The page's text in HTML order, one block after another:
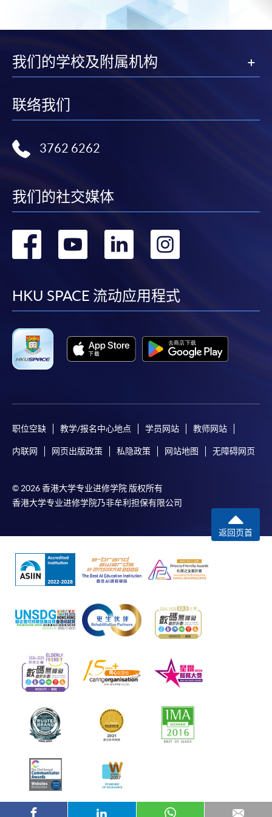
我们的学校及附属机构
联络我们
3762 6262
我们的社交媒体
转
facebook
转
youtube
转
linkedin
HKU SPACE 流动应用程式
职位空缺 教学/报名中心地点 学员网站 教师网站
内联网 网页出版政策 私隐政策 网站地图 无障碍网页
© 2026 香港大学专业进修学院 版权所有
香港大学专业进修学院乃非牟利担保有限公司
返回页首